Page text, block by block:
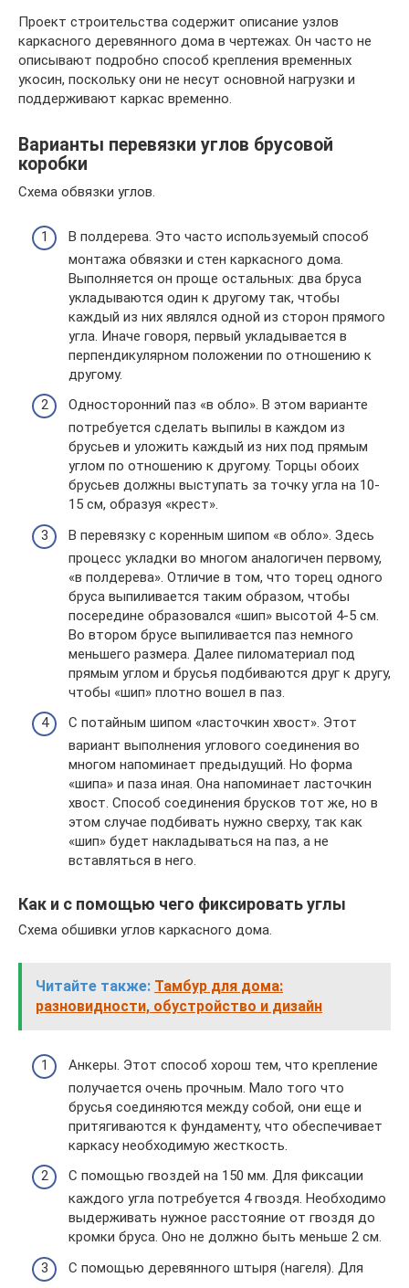
Проект строительства содержит описание узлов
каркасного деревянного дома в чертежах. Он часто не
описывают подробно способ крепления временных
укосин, поскольку они не несут основной нагрузки и
поддерживают каркас временно.
Варианты перевязки углов брусовой
коробки
Схема обвязки углов.
В полдерева. Это часто используемый способ
монтажа обвязки и стен каркасного дома.
Выполняется он проще остальных: два бруса
укладываются один к другому так, чтобы
каждый из них являлся одной из сторон прямого
угла. Иначе говоря, первый укладывается в
перпендикулярном положении по отношению к
другому.
Односторонний паз «в обло». В этом варианте
потребуется сделать выпилы в каждом из
брусьев и уложить каждый из них под прямым
углом по отношению к другому. Торцы обоих
брусьев должны выступать за точку угла на 10-
15 см, образуя «крест».
В перевязку с коренным шипом «в обло». Здесь
процесс укладки во многом аналогичен первому,
«в полдерева». Отличие в том, что торец одного
бруса выпиливается таким образом, чтобы
посередине образовался «шип» высотой 4-5 см.
Во втором брусе выпиливается паз немного
меньшего размера. Далее пиломатериал под
прямым углом и брусья подбиваются друг к другу,
чтобы «шип» плотно вошел в паз.
С потайным шипом «ласточкин хвост». Этот
вариант выполнения углового соединения во
многом напоминает предыдущий. Но форма
«шипа» и паза иная. Она напоминает ласточкин
хвост. Способ соединения брусков тот же, но в
этом случае подбивать нужно сверху, так как
«шип» будет накладываться на паз, а не
вставляться в него.
Как и с помощью чего фиксировать углы
Схема обшивки углов каркасного дома.
Читайте также: Тамбур для дома:
разновидности, обустройство и дизайн
Анкеры. Этот способ хорош тем, что крепление
получается очень прочным. Мало того что
брусья соединяются между собой, они еще и
притягиваются к фундаменту, что обеспечивает
каркасу необходимую жесткость.
С помощью гвоздей на 150 мм. Для фиксации
каждого угла потребуется 4 гвоздя. Необходимо
выдерживать нужное расстояние от гвоздя до
кромки бруса. Оно не должно быть меньше 2 см.
С помощью деревянного штыря (нагеля). Для